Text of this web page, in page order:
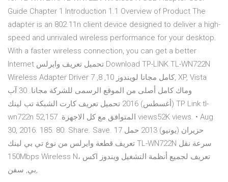
Guide Chapter 1 Introduction 1.1 Overview of Product The
adapter is an 802.11n client device designed to deliver a high-
speed and unrivaled wireless performance for your desktop.
With a faster wireless connection, you can get a better
Internet تحميل تعريف وايرلس Download TP-LINK TL-WN722N
Wireless Adapter Driver كامل مجانا لويندوز 10, 8, 7, XP, Vista
وماك كامل أصلى من الموقع الرسمى للشركة مجانا. 30 آب
(أغسطس) 2016 تحميل تعريف كارت الشبكة تب لينك TP Link tl-
wn722n المتوافق مع كل الاجهزة. 52,157 views52K views. • Aug
30, 2016. 185. 80. Share. Save. 17 حزيران (يونيو) 2013 حمل
تعريف قطعة وايرلس من نوع تي بي لينك TL-WN722N سرعة نقل
150Mbps Wireless N، تعريف لجميع أنظمة التشغيل ويندوز اكس
بي, سفن,